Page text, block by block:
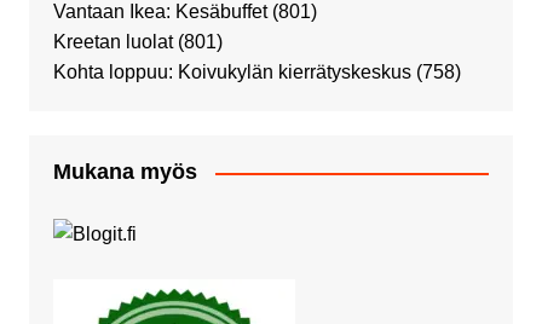
Vantaan Ikea: Kesäbuffet (801)
Kreetan luolat (801)
Kohta loppuu: Koivukylän kierrätyskeskus (758)
Mukana myös